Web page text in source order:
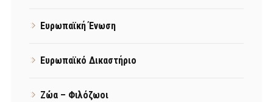
Ευρωπαϊκή Ένωση
Ευρωπαϊκό Δικαστήριο
Ζώα – Φιλόζωοι